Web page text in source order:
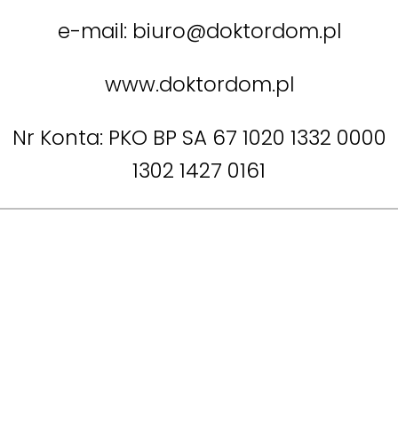
e-mail: biuro@doktordom.pl
www.doktordom.pl
Nr Konta: PKO BP SA 67 1020 1332 0000
1302 1427 0161